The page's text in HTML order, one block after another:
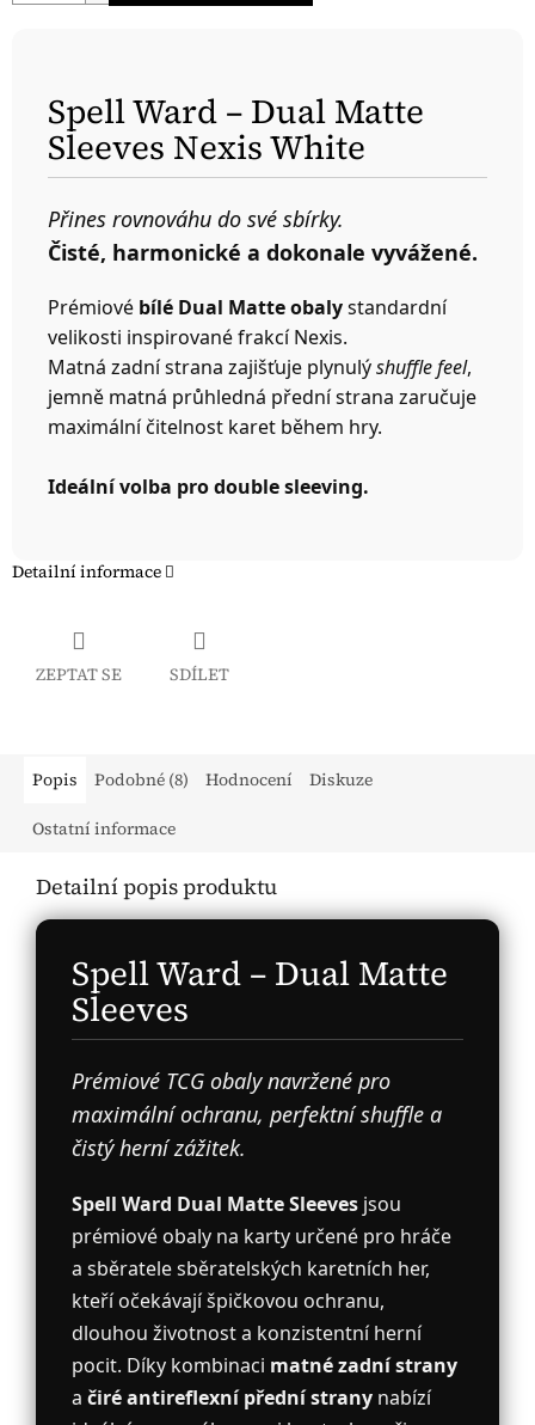
Spell Ward – Dual Matte
Sleeves Nexis White
Přines rovnováhu do své sbírky.
Čisté, harmonické a dokonale vyvážené.
Prémiové bílé Dual Matte obalystandardní
velikosti inspirované frakcí Nexis.
Matná zadní strana zajišťuje plynulýshuffle feel,
jemně matná průhledná přední strana zaručuje
maximální čitelnost karet během hry.
Ideální volba pro double sleeving.
Detailní informace
ZEPTAT SE SDÍLET
Popis Podobné (8) Hodnocení Diskuze
Ostatní informace
Detailní popis produktu
Spell Ward – Dual Matte
Sleeves
Prémiové TCG obaly navržené pro
maximální ochranu, perfektní shuffle a
čistý herní zážitek.
Spell Ward Dual Matte Sleeves jsou
prémiové obaly na karty určené pro hráče
a sběratele sběratelských karetních her,
kteří očekávají špičkovou ochranu,
dlouhou životnost a konzistentní herní
pocit. Díky kombinaci matné zadní strany
a čiré antireflexní přední strany nabízí